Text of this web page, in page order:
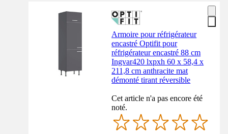
Armoire pour réfrigérateur
encastré Optifit pour
réfrigérateur encastré 88 cm
Ingvar420 lxpxh 60 x 58,4 x
211,8 cm anthracite mat
démonté tirant réversible
Cet article n'a pas encore été
noté.